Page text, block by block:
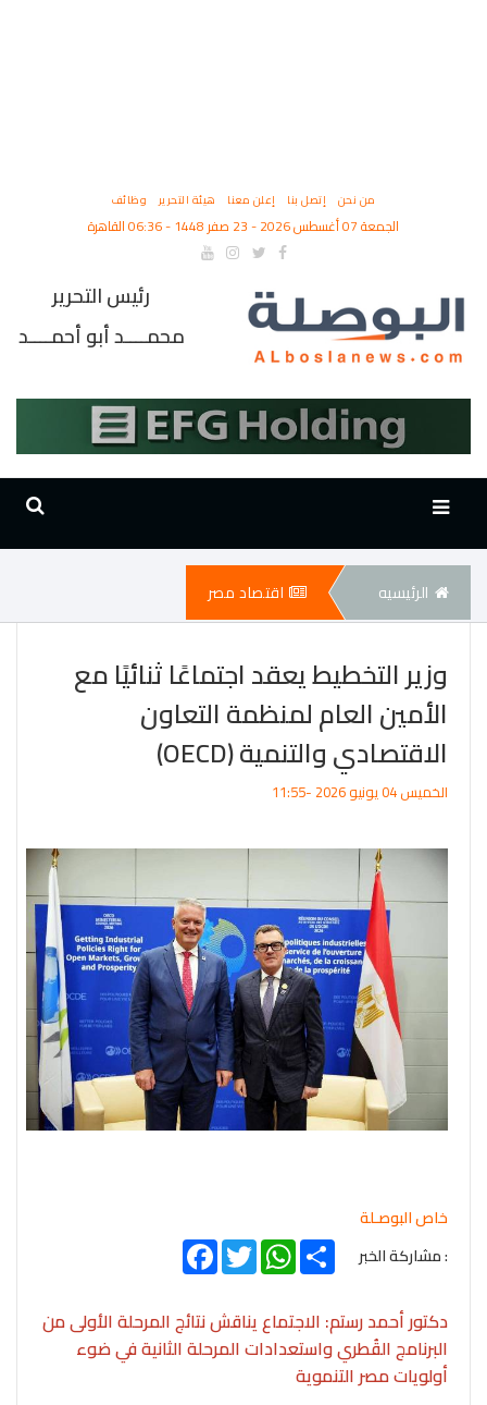
من نحن إتصل بنا إعلن معنا هيئة التحرير وظائف
الجمعة 07 أغسطس 2026 - 23 صفر 1448 - 06:36 القاهرة
رئيس التحرير
محمــــد أبو أحمــــد
الرئيسيه اقتصاد مصر
وزير التخطيط يعقد اجتماعًا ثنائيًا مع
الأمين العام لمنظمة التعاون
الاقتصادي والتنمية (OECD)
الخميس 04 يونيو 2026 -11:55
خاص البوصـلة
: مشاركة الخبر
FacebookTwitter
WhatsAppShare
دكتور أحمد رستم: الاجتماع يناقش نتائج المرحلة الأولى من
البرنامج القُطري واستعدادات المرحلة الثانية في ضوء
أولويات مصر التنموية